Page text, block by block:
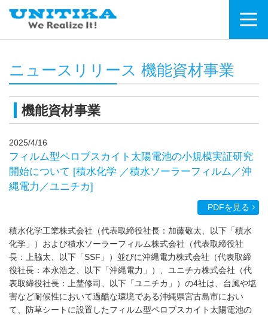
ニュースリリース 機能資材事業
機能資材事業
2025/4/16
フィルム型ペロブスカイト太陽電池の小規模実証研究
開始について [積水化学 ／積水ソーラーフィルム／沖
縄電力／ユニチカ]
PDFを見る
積水化学工業株式会社（代表取締役社長：加藤敬太、以下「積水
化学」）および積水ソーラーフィルム株式会社（代表取締役社
長：上脇太、以下「SSF」）並びに沖縄電力株式会社（代表取締
役社長：本永浩之、以下「沖縄電力」）、ユニチカ株式会社（代
表取締役社長：上埜修司、以下「ユニチカ」）の4社は、台風や塩
害など耐候性において過酷な環境である沖縄県宮古島市におい
て、防草シートに設置したフィルム型ペロブスカイト太陽電池の